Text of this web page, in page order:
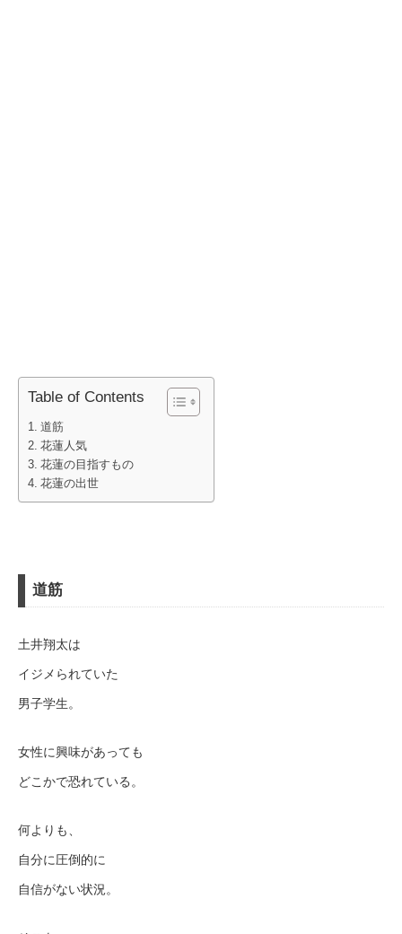
Table of Contents
道筋
花蓮人気
花蓮の目指すもの
花蓮の出世
道筋
土井翔太は
イジメられていた
男子学生。
女性に興味があっても
どこかで恐れている。
何よりも、
自分に圧倒的に
自信がない状況。